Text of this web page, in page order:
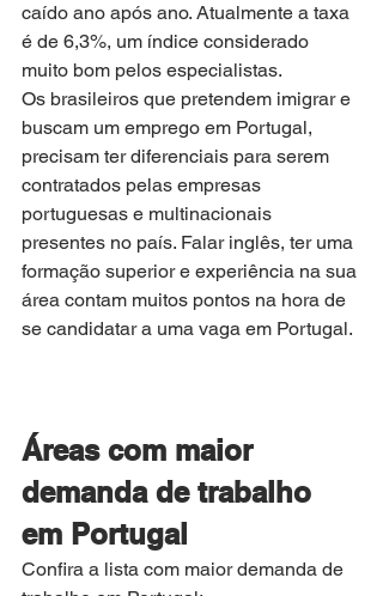
caído ano após ano. Atualmente a taxa
é de 6,3%, um índice considerado
muito bom pelos especialistas.
Os brasileiros que pretendem imigrar e
buscam um emprego em Portugal,
precisam ter diferenciais para serem
contratados pelas empresas
portuguesas e multinacionais
presentes no país. Falar inglês, ter uma
formação superior e experiência na sua
área contam muitos pontos na hora de
se candidatar a uma vaga em Portugal.
Áreas com maior
demanda de trabalho
em Portugal
Confira a lista com maior demanda de